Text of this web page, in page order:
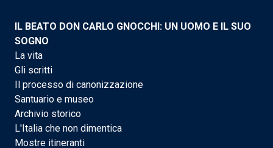
IL BEATO DON CARLO GNOCCHI: UN UOMO E IL SUO
SOGNO
La vita
Gli scritti
Il processo di canonizzazione
Santuario e museo
Archivio storico
L'Italia che non dimentica
Mostre itineranti